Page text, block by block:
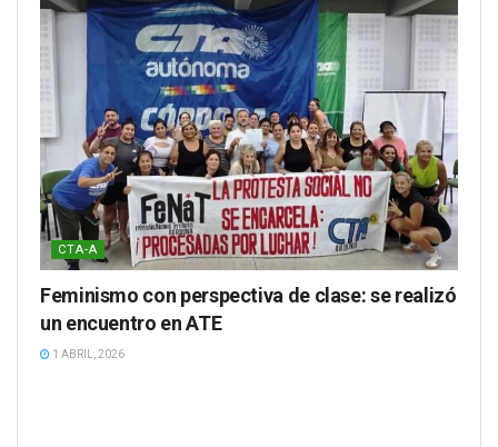
CTA-A
Feminismo con perspectiva de clase: se realizó
un encuentro en ATE
1 ABRIL, 2026